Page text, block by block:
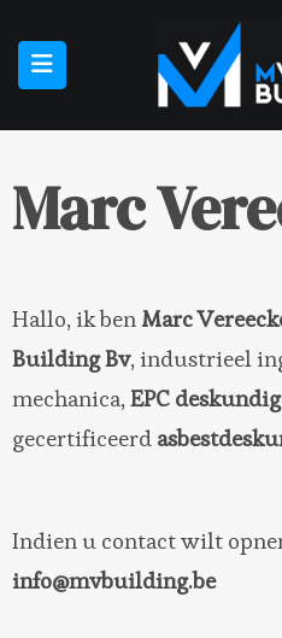
Marc
Hallo, ik ben Marc
Building Bv, industrieel
mechanica, EPC
gecertificeerd
Indien u contact wilt
info@mvbuilding.be